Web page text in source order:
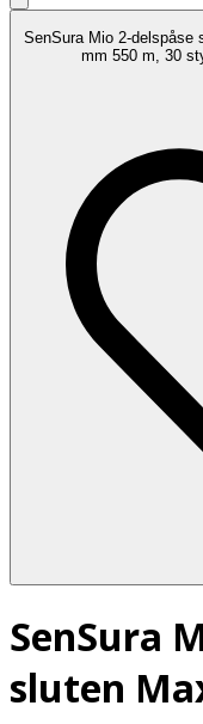
SenSura Mio 2-delspåse
mm 550 m, 30
SenSura
sluten